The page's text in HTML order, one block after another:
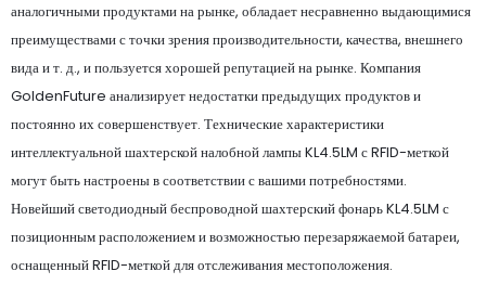
аналогичными продуктами на рынке, обладает несравненно выдающимися
преимуществами с точки зрения производительности, качества, внешнего
вида и т. д., и пользуется хорошей репутацией на рынке. Компания
GoldenFuture анализирует недостатки предыдущих продуктов и
постоянно их совершенствует. Технические характеристики
интеллектуальной шахтерской налобной лампы KL4.5LM с RFID-меткой
могут быть настроены в соответствии с вашими потребностями.
Новейший светодиодный беспроводной шахтерский фонарь KL4.5LM с
позиционным расположением и возможностью перезаряжаемой батареи,
оснащенный RFID-меткой для отслеживания местоположения.